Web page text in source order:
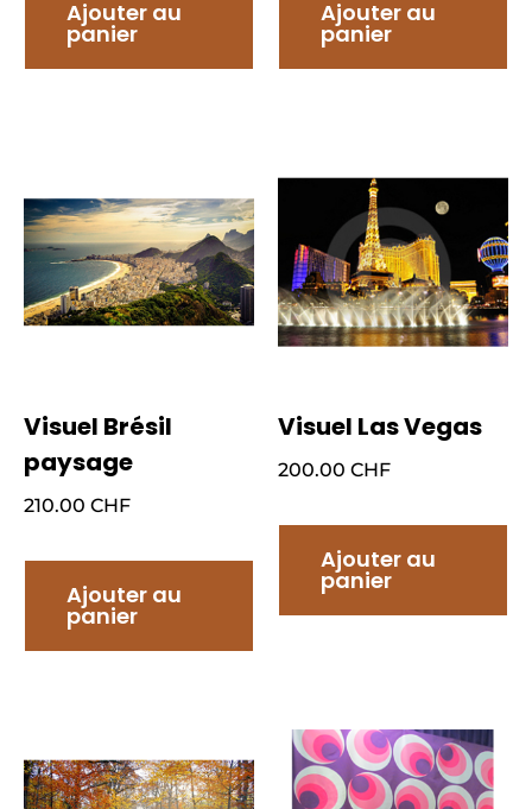
Ajouter au
panier
Ajouter au
panier
Visuel Brésil
paysage
210.00 CHF
Ajouter au
panier
Visuel Las Vegas
200.00 CHF
Ajouter au
panier